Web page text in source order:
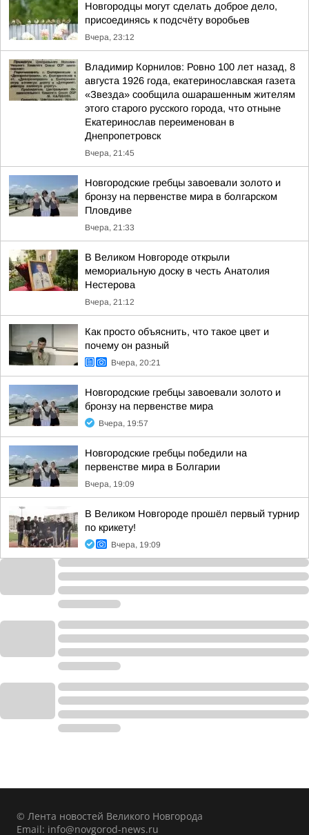
Новгородцы могут сделать доброе дело,
присоединясь к подсчёту воробьев
Вчера, 23:12
Владимир Корнилов: Ровно 100 лет назад, 8
августа 1926 года, екатеринославская газета
«Звезда» сообщила ошарашенным жителям
этого старого русского города, что отныне
Екатеринослав переименован в
Днепропетровск
Вчера, 21:45
Новгородские гребцы завоевали золото и
бронзу на первенстве мира в болгарском
Пловдиве
Вчера, 21:33
В Великом Новгороде открыли
мемориальную доску в честь Анатолия
Нестерова
Вчера, 21:12
Как просто объяснить, что такое цвет и
почему он разный
Вчера, 20:21
Новгородские гребцы завоевали золото и
бронзу на первенстве мира
Вчера, 19:57
Новгородские гребцы победили на
первенстве мира в Болгарии
Вчера, 19:09
В Великом Новгороде прошёл первый турнир
по крикету!
Вчера, 19:09
© Лента новостей Великого Новгорода
Email: info@novgorod-news.ru